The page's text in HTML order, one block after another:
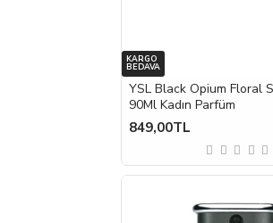
KARGO
BEDAVA
YSL Black Opium Floral
90Ml Kadın Parfüm
849,00TL